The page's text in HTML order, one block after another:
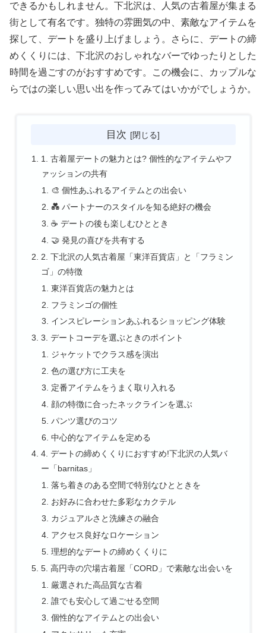
できるかもしれません。下北沢は、人気の古着屋が集まる
街として有名です。独特の雰囲気の中、素敵なアイテムを
探して、デートを盛り上げましょう。さらに、デートの締
めくくりには、下北沢のおしゃれなバーでゆったりとした
時間を過ごすのがおすすめです。この機会に、カップルな
らではの楽しい思い出を作ってみてはいかがでしょうか。
目次
1. 古着屋デートの魅力とは? 個性的なアイテムやフ
ァッションの共有
🎨 個性あふれるアイテムとの出会い
💑 パートナーのスタイルを知る絶好の機会
☕ デートの後も楽しむひととき
🤝 発見の喜びを共有する
2. 下北沢の人気古着屋「東洋百貨店」と「フラミン
ゴ」の特徴
東洋百貨店の魅力とは
フラミンゴの個性
インスピレーションあふれるショッピング体験
3. デートコーデを選ぶときのポイント
ジャケットでクラス感を演出
色の選び方に工夫を
定番アイテムをうまく取り入れる
顔の特徴に合ったネックラインを選ぶ
パンツ選びのコツ
中心的なアイテムを定める
4. デートの締めくくりにおすすめ!下北沢の人気バ
ー「barnitas」
落ち着きのある空間で特別なひとときを
お好みに合わせた多彩なカクテル
カジュアルさと洗練さの融合
アクセス良好なロケーション
理想的なデートの締めくくりに
5. 高円寺の穴場古着屋「CORD」で素敵な出会いを
厳選された高品質な古着
誰でも安心して過ごせる空間
個性的なアイテムとの出会い